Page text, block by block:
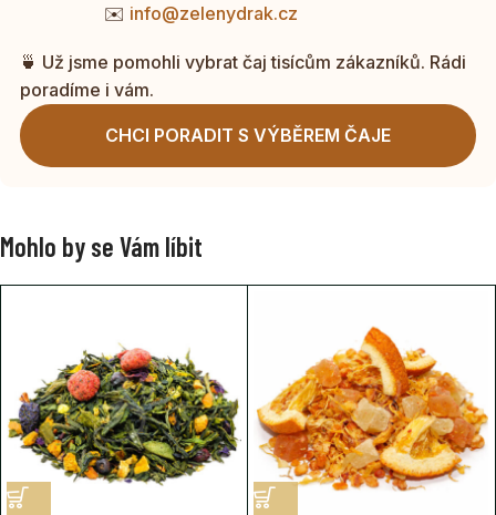
✉️ info@zelenydrak.cz
🍵 Už jsme pomohli vybrat čaj tisícům zákazníků. Rádi
poradíme i vám.
CHCI PORADIT S VÝBĚREM ČAJE
Mohlo by se Vám líbit